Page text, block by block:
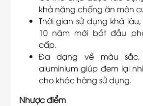
khả năng chống ăn mòn
Thời gian sử dụng khá
10 năm mới bắt đầu
cấp.
Đa dạng về màu
aluminium giúp đem lại
cho khác hàng sử dụng.
Nhược điểm